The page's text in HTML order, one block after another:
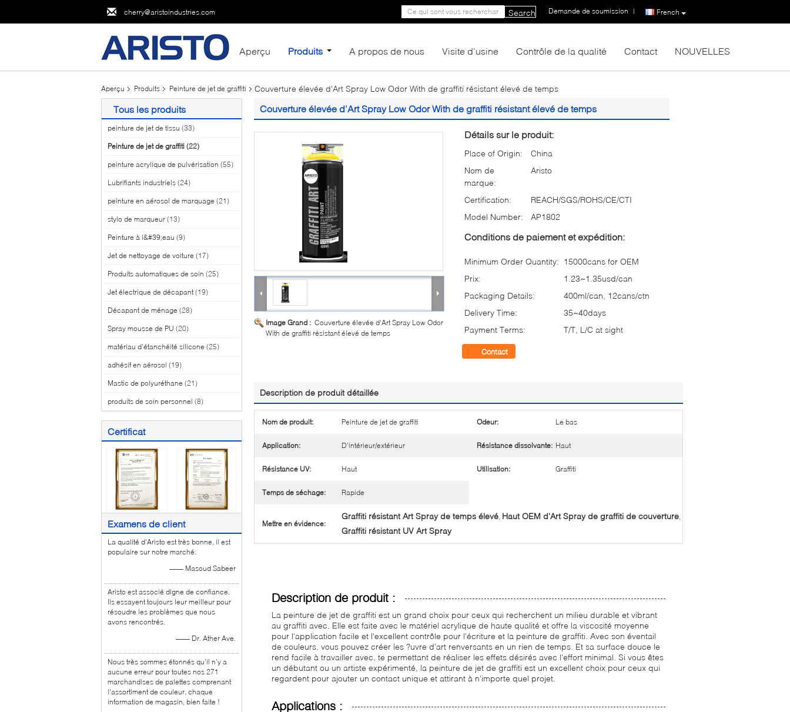
cherry@aristoindustries.com French
Demande de soumission |
Search
Aperçu Produits A propos de nous Visite d'usine Contrôle de la qualité Contact NOUVELLES
Aperçu Produits Peinture de jet de graffiti Couverture élevée d'Art Spray Low Odor With de graffiti résistant élevé de temps
Tous les produits
peinture de jet de tissu (33)
Peinture de jet de graffiti (22)
peinture acrylique de pulvérisation (55)
Lubrifiants industriels (24)
peinture en aérosol de marquage (21)
stylo de marqueur (13)
Peinture à l&#39;eau (9)
Jet de nettoyage de voiture (17)
Produits automatiques de soin (25)
Jet électrique de décapant (19)
Décapant de ménage (28)
Spray mousse de PU (20)
matériau d'étanchéité silicone (25)
adhésif en aérosol (19)
Mastic de polyuréthane (21)
produits de soin personnel (8)
Certificat
Examens de client
La qualité d'Aristo est très bonne, il est
populaire sur notre marché.
—— Masoud Sabeer
Aristo est associé digne de confiance.
Ils essayent toujours leur meilleur pour
résoudre les problèmes que nous
avons rencontrés.
—— Dr. Ather Ave.
Nous très sommes étonnés qu'il n'y a
aucune erreur pour toutes nos 271
marchandises de palettes comprenant
l'assortiment de couleur, chaque
information de magasin, bien faite !
Couverture élevée d'Art Spray Low Odor With de graffiti résistant élevé de temps
Image Grand : Couverture élevée d'Art Spray Low Odor
With de graffiti résistant élevé de temps
Détails sur le produit:
Place of Origin:
China
Nom de
marque:
Aristo
Certification:
REACH/SGS/ROHS/CE/CTI
Model Number:
AP1802
Conditions de paiement et expédition:
Minimum Order Quantity: 15000cans for OEM
Prix:
1.23~1.35usd/can
Packaging Details:
400ml/can, 12cans/ctn
Delivery Time:
35~40days
Payment Terms:
T/T, L/C at sight
Contact
Description de produit détaillée
Nom de produit: Peinture de jet de graffiti Odeur: Le bas
Application: D'intérieur/extérieur Résistance dissolvante: Haut
Résistance UV: Haut Utilisation: Graffiti
Temps de séchage: Rapide
Mettre en évidence:
Graffiti résistant Art Spray de temps élevé, Haut OEM d'Art Spray de graffiti de couverture,
Graffiti résistant UV Art Spray
Description de produit :
La peinture de jet de graffiti est un grand choix pour ceux qui recherchent un milieu durable et vibrant
au graffiti avec. Elle est faite avec le matériel acrylique de haute qualité et offre la viscosité moyenne
pour l'application facile et l'excellent contrôle pour l'écriture et la peinture de graffiti. Avec son éventail
de couleurs, vous pouvez créer les ?uvre d'art renversants en un rien de temps. Et sa surface douce le
rend facile à travailler avec, te permettant de réaliser les effets désirés avec l'effort minimal. Si vous êtes
un débutant ou un artiste expérimenté, la peinture de jet de graffiti est un excellent choix pour ceux qui
regardent pour ajouter un contact unique et attirant à n'importe quel projet.
Applications :